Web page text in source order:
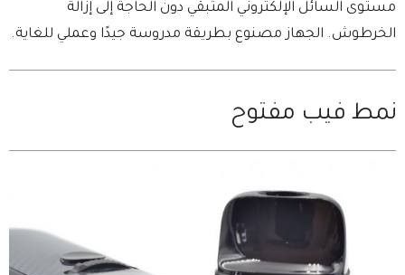
مستوى السائل الإلكتروني المتبقي دون الحاجة إلى إزالة
الخرطوش. الجهاز مصنوع بطريقة مدروسة جيدًا وعملي للغاية.
نمط فيب مفتوح